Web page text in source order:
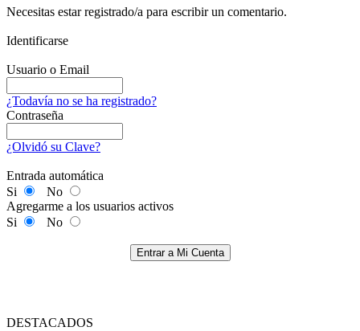
Necesitas estar registrado/a para escribir un comentario.
Identificarse
Usuario o Email
¿Todavía no se ha registrado?
Contraseña
¿Olvidó su Clave?
Entrada automática
Si
No
Agregarme a los usuarios activos
Si
No
Entrar a Mi Cuenta
DESTACADOS